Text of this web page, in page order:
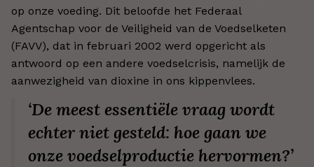
op onze voeding. Dit beloofde het Federaal
Agentschap voor de Veiligheid van de Voedselketen
(FAVV), dat in februari 2002 werd opgericht als
antwoord op een andere voedselcrisis, namelijk de
aanwezigheid van dioxine in ons kippenvlees.
‘De meest essentiële vraag wordt
echter niet gesteld: hoe gaan we
onze voedselproductie hervormen?’